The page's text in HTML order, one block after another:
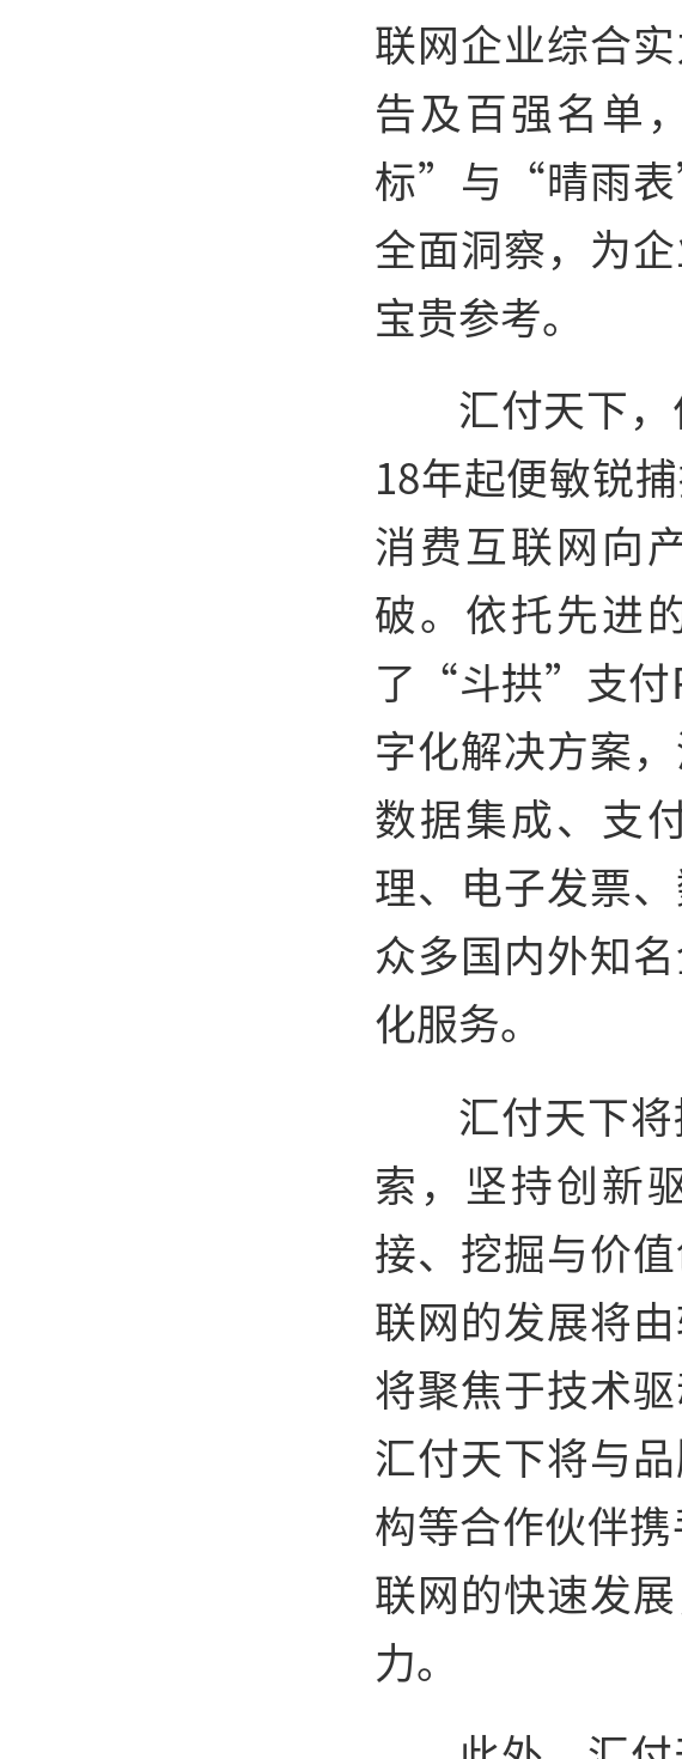
联网企业综合
告及百强名单
标”与“晴雨表
全面洞察，为
宝贵参考。
汇付天下
18年起便敏锐
消费互联网向
破。依托先进
了“斗拱”支付
字化解决方案
数据集成、支
理、电子发票
众多国内外知
化服务。
汇付天下
索 ， 坚持创新
接、挖掘与价
联网的发展将
将聚焦于技术
汇付天下将与品
构等合作伙伴
联网的快速发
力。